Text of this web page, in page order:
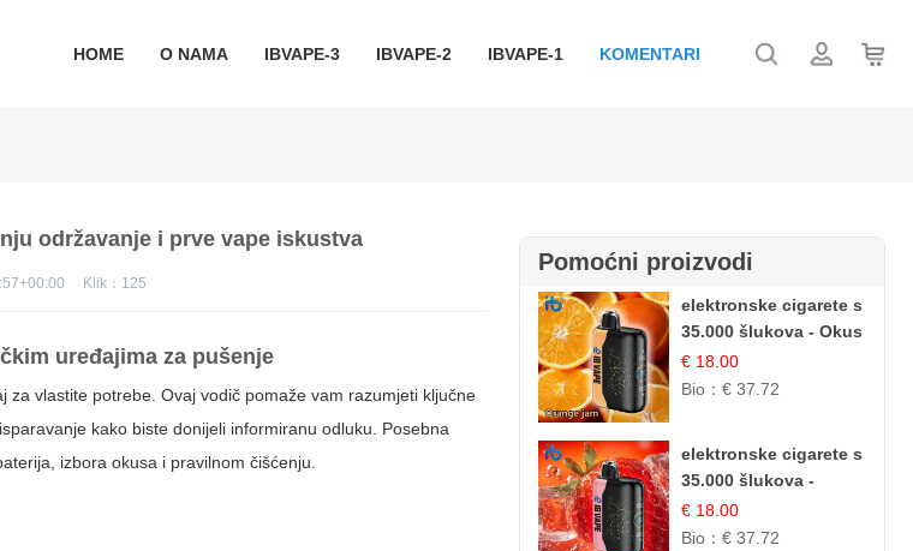
HOME O NAMA IBVAPE-3 IBVAPE-2 IBVAPE-1 KOMENTARI
održavanje i prve vape iskustva
Klik： 125
uređajima za pušenje
vlastite potrebe. Ovaj vodič pomaže vam razumjeti ključne
kako biste donijeli informiranu odluku. Posebna
izbora okusa i pravilnom čišćenju.
Pomoćni proizvodi
elektronske cigarete s
35.000 šlukova - Okus
Narančinog Džema |
Dugotrajno Iskustvo
€ 18.00
Bio： € 37.72
elektronske cigarete s
35.000 šlukova -
Jagoda Led |
Ohladivši i
€ 18.00
Bio： € 37.72